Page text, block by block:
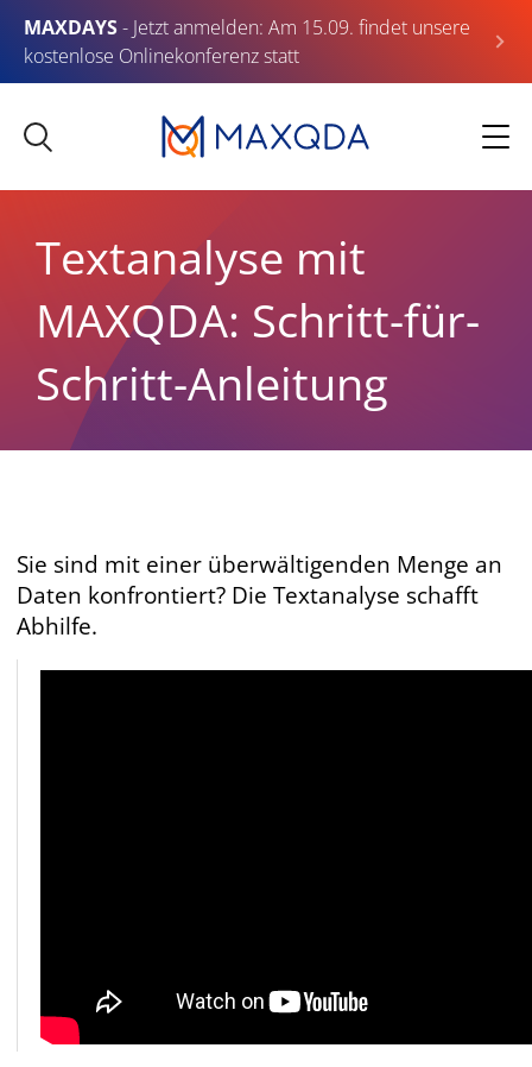
MAXDAYS- Jetzt anmelden: Am 15.09. findet unsere
kostenlose Onlinekonferenz statt
Textanalyse mit
MAXQDA: Schritt-für-
Schritt-Anleitung
Sie sind mit einer überwältigenden Menge an
Daten konfrontiert? Die Textanalyse schafft
Abhilfe.